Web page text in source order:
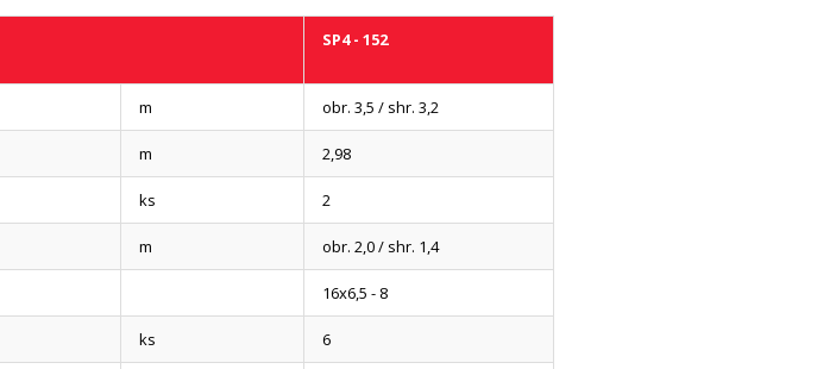
SP4 - 152
m obr. 3,5 / shr. 3,2
m 2,98
ks 2
m obr. 2,0 / shr. 1,4
16x6,5 - 8
ks 6